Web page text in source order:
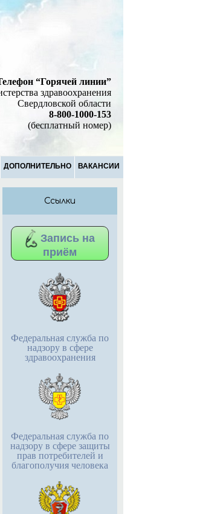
“Горячей линии”
здравоохранения
Свердловской области
8-800-1000-153
(бесплатный номер)
ДОПОЛНИТЕЛЬНО ВАКАНСИИ
Ссылки
Запись на
приём
Федеральная служба по
надзору в сфере
здравоохранения
Федеральная служба по
надзору в сфере защиты
прав потребителей и
благополучия человека